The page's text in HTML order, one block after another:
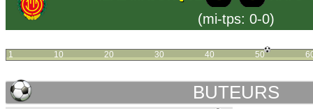
(mi-tps: 0-0)
1 10 20 30 40 50
BUTEURS